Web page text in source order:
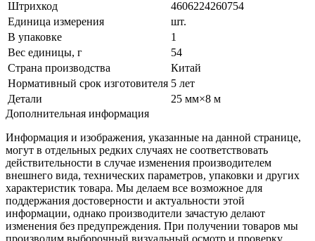
Штрихкод
4606224260754
Единица измерения
шт.
В упаковке
1
Вес единицы, г
54
Страна производства
Китай
Нормативный срок изготовителя 5 лет
Детали
25 мм×8 м
Дополнительная информация
Информация и изображения, указанные на данной странице,
могут в отдельных редких случаях не соответствовать
действительности в случае изменения производителем
внешнего вида, технических параметров, упаковки и других
характеристик товара. Мы делаем все возможное для
поддержания достоверности и актуальности этой
информации, однако производители зачастую делают
изменения без предупреждения. При получении товаров мы